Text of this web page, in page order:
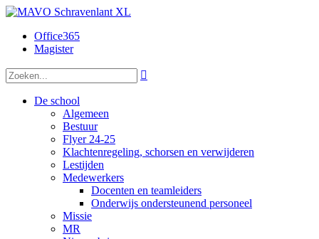
Office365
Magister

De school
Algemeen
Bestuur
Flyer 24-25
Klachtenregeling, schorsen en verwijderen
Lestijden
Medewerkers
Docenten en teamleiders
Onderwijs ondersteunend personeel
Missie
MR